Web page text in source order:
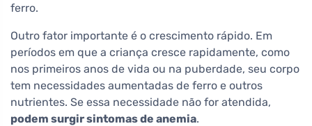
ferro.
Outro fator importante é o crescimento rápido. Em
períodos em que a criança cresce rapidamente, como
nos primeiros anos de vida ou na puberdade, seu corpo
tem necessidades aumentadas de ferro e outros
nutrientes. Se essa necessidade não for atendida,
podem surgir sintomas de anemia.